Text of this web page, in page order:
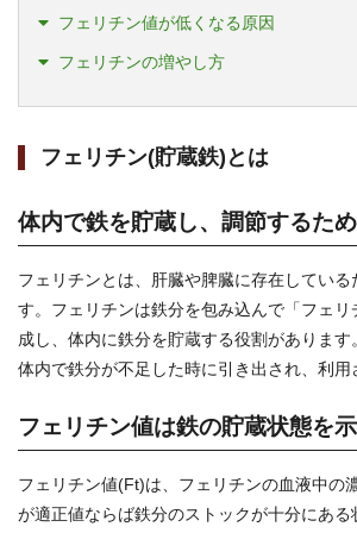
フェリチン値が低くなる原因
フェリチンの増やし方
フェリチン(貯蔵鉄)とは
体内で鉄を貯蔵し、調節するた
フェリチンとは、肝臓や脾臓に存在してい
す。フェリチンは鉄分を包み込んで「フェ
成し、体内に鉄分を貯蔵する役割があります
体内で鉄分が不足した時に引き出され、利用
フェリチン値は鉄の貯蔵状態を
フェリチン値(Ft)は、フェリチンの血液中の
が適正値ならば鉄分のストックが十分にある